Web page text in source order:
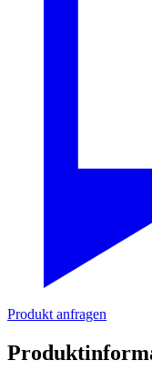
Produkt anfragen